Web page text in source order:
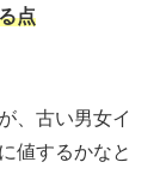
点
、古い男女イ
値するかなと